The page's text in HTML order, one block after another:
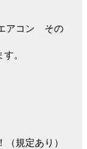
アコン その
。
規定あり）